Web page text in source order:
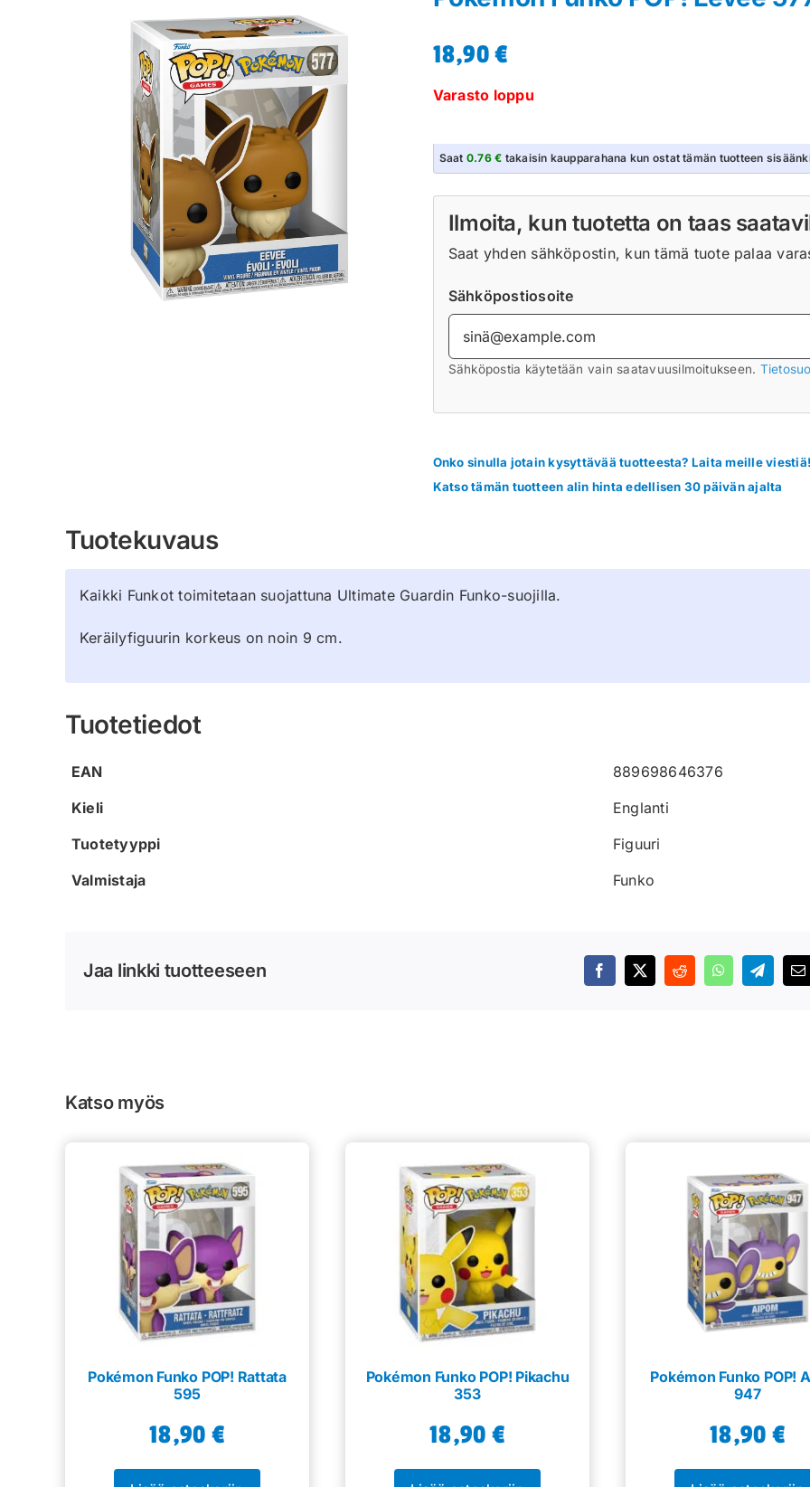
18,90€
Varasto loppu
Saat 0.76 € takaisin kaupparahana kun ostat tämän tuotteen
Ilmoita, kun tuotetta on taas
Saat yhden sähköpostin, kun tämä tuote palaa
Sähköpostiosoite
Sähköpostia käytetään vain saatavuusilmoitukseen.
Onko sinulla jotain kysyttävää tuotteesta? Laita meille
Katso tämän tuotteen alin hinta edellisen 30 päivän ajalta
Tuotekuvaus
Kaikki Funkot toimitetaan suojattuna Ultimate Guardin Funko-suojilla.
Keräilyfiguurin korkeus on noin 9 cm.
Tuotetiedot
EAN
889698646376
Kieli
Englanti
Tuotetyyppi
Figuuri
Valmistaja
Funko
Jaa linkki tuotteeseen
Katso myös
Pokémon Funko POP! Rattata
595
18,90 €
Pokémon Funko POP! Pikachu
353
18,90 €
Pokémon Funko POP!
947
18,90 €